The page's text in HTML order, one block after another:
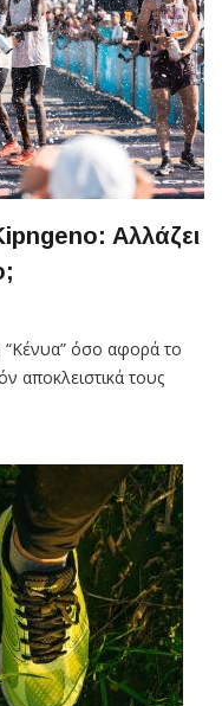
Aλλάζει
“Κένυα” όσο αφορά το
αποκλειστικά τους